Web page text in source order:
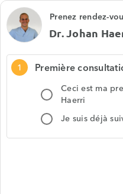
Prenez rendez-
Dr. Johan
1 Première
Ceci est ma
Haerri
Je suis déjà